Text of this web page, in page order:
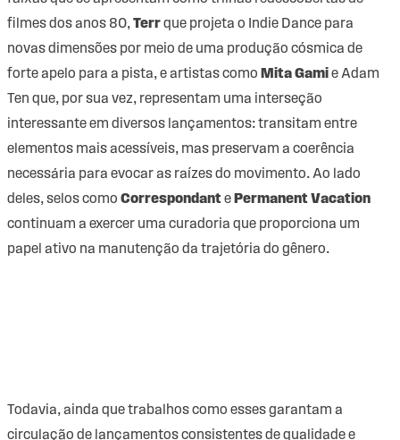
filmes dos anos 80,Terrque projeta o Indie Dance para
novas dimensões por meio de uma produção cósmica de
forte apelo para a pista, e artistas como Mita Gamie Adam
Ten que, por sua vez, representam uma interseção
interessante em diversos lançamentos: transitam entre
elementos mais acessíveis, mas preservam a coerência
necessária para evocar as raízes do movimento. Ao lado
deles, selos como Correspondant e Permanent Vacation
continuam a exercer uma curadoria que proporciona um
papel ativo na manutenção da trajetória do gênero.
Todavia, ainda que trabalhos como esses garantam a
circulação de lançamentos consistentes de qualidade e